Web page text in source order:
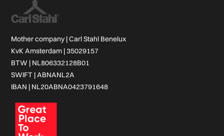
Mother company |Carl Stahl Benelux
KvK Amsterdam | 35029157
BTW | NL806332128B01
SWIFT | ABNANL2A
IBAN | NL20ABNA0423791648